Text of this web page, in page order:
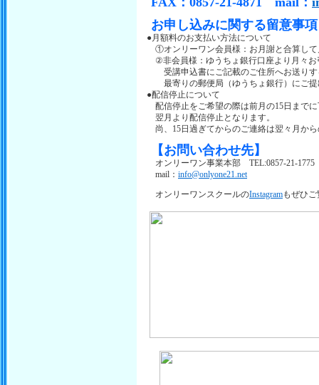
お申し込みに関する留意事項
●月額料のお支払い方法について
①オンリーワン会員様：お月謝と合算して
②非会員様：ゆうちょ銀行口座より月々お
受講申込書にご記載のご住所へお送りす
最寄りの郵便局（ゆうちょ銀行）にご提
●配信停止について
配信停止をご希望の際は前月の15日までに
翌月より配信停止となります。
尚、15日過ぎてからのご連絡は翌々月から
【お問い合わせ先】
オンリーワン事業本部 TEL:0857-21-1775
mail： info@onlyone21.net
オンリーワンスクールのInstagramもぜひ